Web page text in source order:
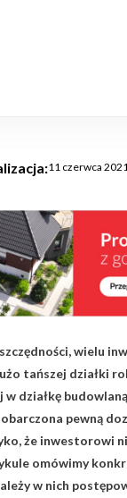
11 czerwca
wielu
tańszej działki
w działkę
pewną
że inwestorowi
omówimy
w nich